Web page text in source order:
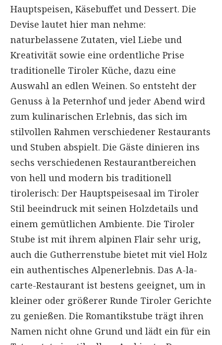
Hauptspeisen, Käsebuffet und Dessert. Die
Devise lautet hier man nehme:
naturbelassene Zutaten, viel Liebe und
Kreativität sowie eine ordentliche Prise
traditionelle Tiroler Küche, dazu eine
Auswahl an edlen Weinen. So entsteht der
Genuss à la Peternhof und jeder Abend wird
zum kulinarischen Erlebnis, das sich im
stilvollen Rahmen verschiedener Restaurants
und Stuben abspielt. Die Gäste dinieren ins
sechs verschiedenen Restaurantbereichen
von hell und modern bis traditionell
tirolerisch: Der Hauptspeisesaal im Tiroler
Stil beeindruck mit seinen Holzdetails und
einem gemütlichen Ambiente. Die Tiroler
Stube ist mit ihrem alpinen Flair sehr urig,
auch die Gutherrenstube bietet mit viel Holz
ein authentisches Alpenerlebnis. Das A-la-
carte-Restaurant ist bestens geeignet, um in
kleiner oder größerer Runde Tiroler Gerichte
zu genießen. Die Romantikstube trägt ihren
Namen nicht ohne Grund und lädt ein für ein